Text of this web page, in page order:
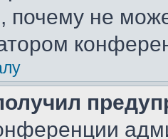
почему не